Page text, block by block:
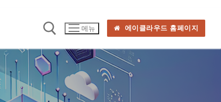
메뉴 에이클라우드 홈페이지